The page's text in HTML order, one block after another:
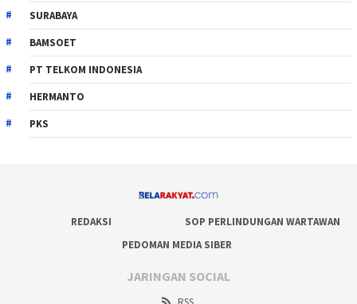
SURABAYA
BAMSOET
PT TELKOM INDONESIA
HERMANTO
PKS
REDAKSI
SOP PERLINDUNGAN WARTAWAN
PEDOMAN MEDIA SIBER
JARINGAN SOCIAL